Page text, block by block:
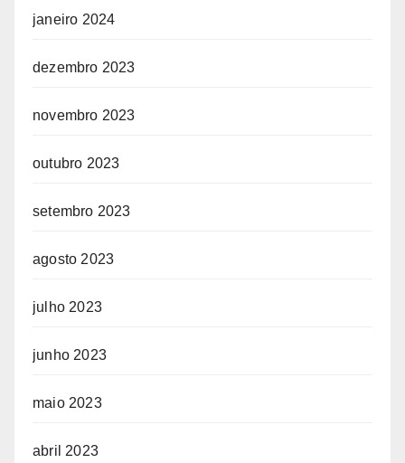
janeiro 2024
dezembro 2023
novembro 2023
outubro 2023
setembro 2023
agosto 2023
julho 2023
junho 2023
maio 2023
abril 2023